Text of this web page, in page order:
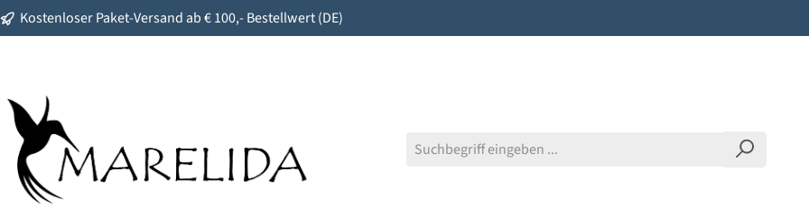
Zur Hauptnavigation springen
Kostenloser Paket-Versand ab € 100,- Bestellwert (DE)